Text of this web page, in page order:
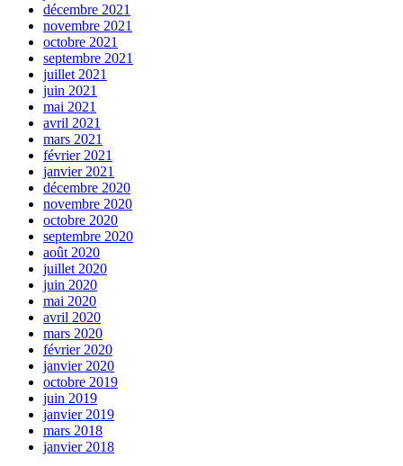
décembre 2021
novembre 2021
octobre 2021
septembre 2021
juillet 2021
juin 2021
mai 2021
avril 2021
mars 2021
février 2021
janvier 2021
décembre 2020
novembre 2020
octobre 2020
septembre 2020
août 2020
juillet 2020
juin 2020
mai 2020
avril 2020
mars 2020
février 2020
janvier 2020
octobre 2019
juin 2019
janvier 2019
mars 2018
janvier 2018